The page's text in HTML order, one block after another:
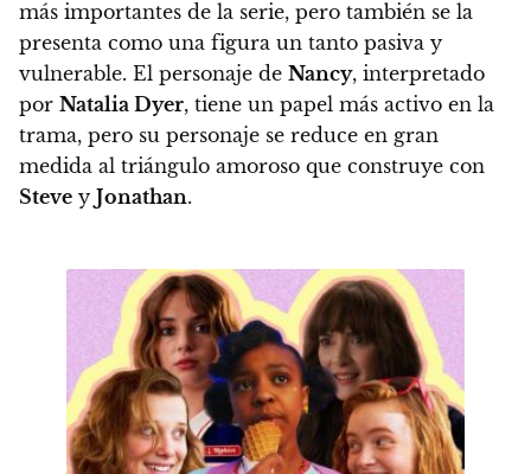
más importantes de la serie, pero también se la
presenta como una figura un tanto pasiva y
vulnerable. El personaje de Nancy, interpretado
por Natalia Dyer, tiene un papel más activo en la
trama, pero su personaje se reduce en gran
medida al triángulo amoroso que construye con
Steve y Jonathan.